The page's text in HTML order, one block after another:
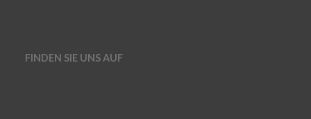
FINDEN SIE UNS AUF